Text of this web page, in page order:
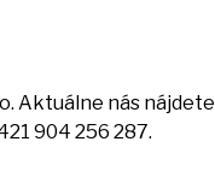
Aktuálne nás nájdete
904 256 287.